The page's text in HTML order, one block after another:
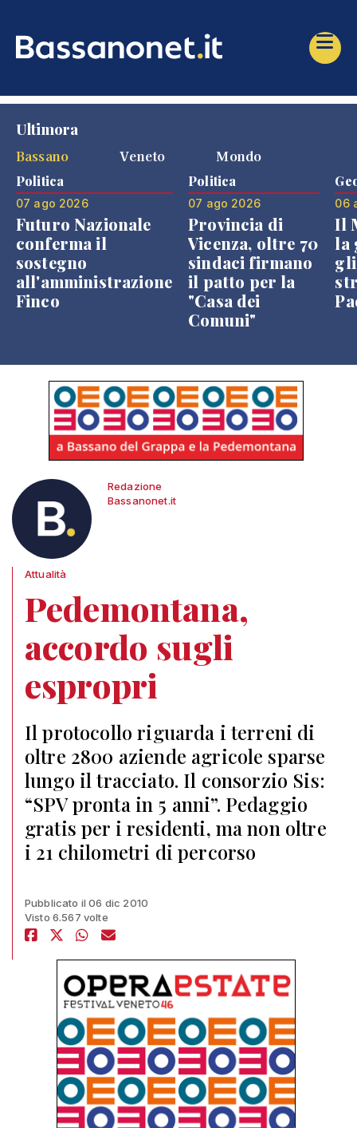
Ultimora
Bassano
Veneto Mondo
Politica
07 ago 2026
Futuro Nazionale
conferma il
sostegno
all'amministrazione
Finco
Politica
07 ago 2026
Provincia di
Vicenza, oltre 70
sindaci firmano
il patto per la
"Casa dei
Comuni"
06
Il
la
Redazione
Bassanonet.it
Attualità
Pedemontana,
accordo sugli
espropri
Il protocollo riguarda i terreni di
oltre 2800 aziende agricole sparse
lungo il tracciato. Il consorzio Sis:
“SPV pronta in 5 anni”. Pedaggio
gratis per i residenti, ma non oltre
i 21 chilometri di percorso
Pubblicato il 06 dic 2010
Visto 6.567 volte